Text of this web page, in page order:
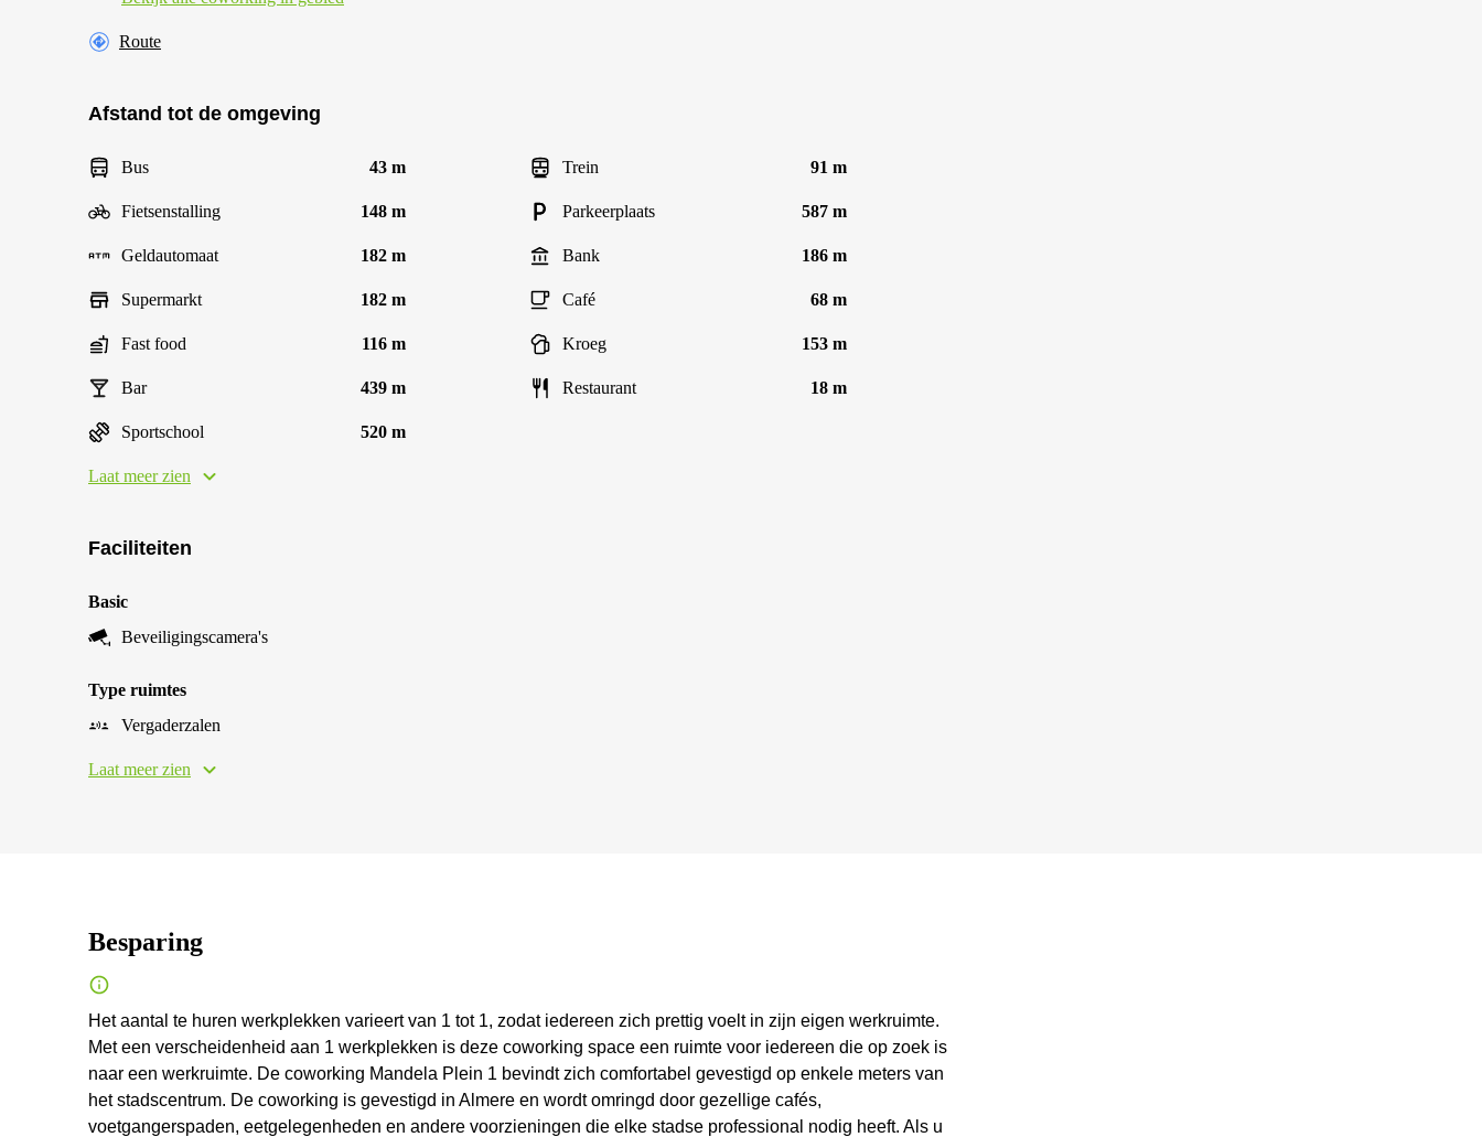
Route
Afstand tot de omgeving
Bus 43 m Trein 91 m
Fietsenstalling 148 m Parkeerplaats 587 m
Geldautomaat 182 m Bank 186 m
Supermarkt 182 m Café 68 m
Fast food 116 m Kroeg 153 m
Bar 439 m Restaurant 18 m
Sportschool 520 m
Laat meer zien
Faciliteiten
Basic
Beveiligingscamera's
Type ruimtes
Vergaderzalen
Laat meer zien
Besparing
Het aantal te huren werkplekken varieert van 1 tot 1, zodat iedereen zich prettig voelt in zijn eigen werkruimte.
Met een verscheidenheid aan 1 werkplekken is deze coworking space een ruimte voor iedereen die op zoek is
naar een werkruimte. De coworking Mandela Plein 1 bevindt zich comfortabel gevestigd op enkele meters van
het stadscentrum. De coworking is gevestigd in Almere en wordt omringd door gezellige cafés,
voetgangerspaden, eetgelegenheden en andere voorzieningen die elke stadse professional nodig heeft. Als u